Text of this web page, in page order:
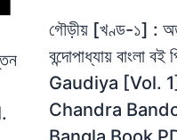
গৌড়ীয় [খণ্ড-১] :
বন্দোপাধ্যায় বাংলা বই
Gaudiya [Vol.
Chandra